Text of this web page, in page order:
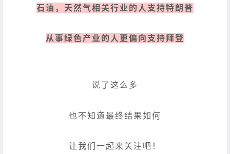
石油，天然气相关行业的人支持特朗普
从事绿色产业的人更偏向支持拜登
说了这么多
也不知道最终结果如何
让我们一起来关注吧！